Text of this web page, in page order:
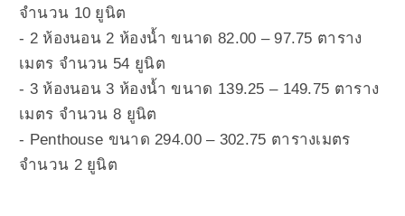
จำนวน 10 ยูนิต
- 2 ห้องนอน 2 ห้องน้ำ ขนาด 82.00 – 97.75 ตาราง
เมตร จำนวน 54 ยูนิต
- 3 ห้องนอน 3 ห้องน้ำ ขนาด 139.25 – 149.75 ตาราง
เมตร จำนวน 8 ยูนิต
- Penthouse ขนาด 294.00 – 302.75 ตารางเมตร
จำนวน 2 ยูนิต